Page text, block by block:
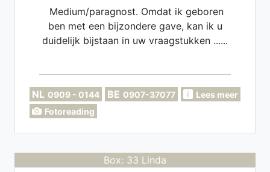
Medium/paragnost. Omdat ik geboren
ben met een bijzondere gave, kan ik u
duidelijk bijstaan in uw vraagstukken ......
NL 0909 - 0144 BE 0907-37077
Lees meer
Fotoreading
Box: 33 Linda